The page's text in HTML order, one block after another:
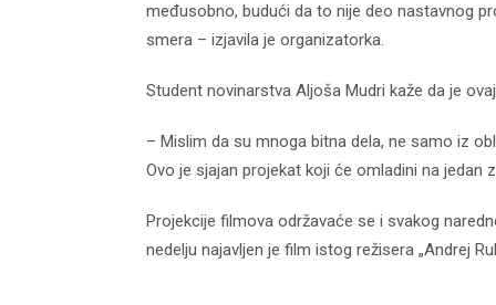
međusobno, budući da to nije deo nastavnog
smera – izjavila je organizatorka.
Student novinarstva Aljoša Mudri kaže da je
– Mislim da su mnoga bitna dela, ne samo iz
Ovo je sjajan projekat koji će omladini na
Projekcije filmova održavaće se i svakog
nedelju najavljen je film istog režisera „Andrej